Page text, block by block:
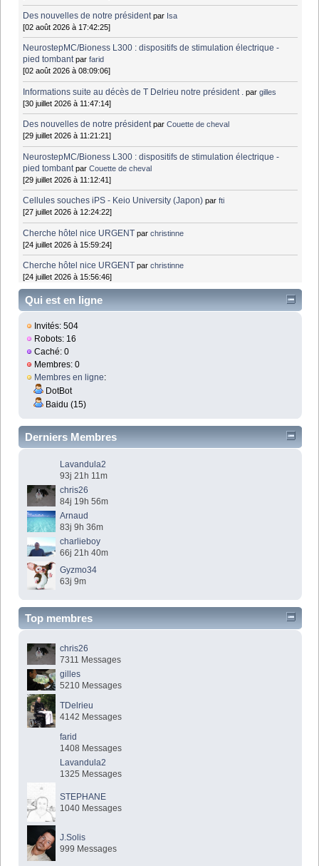
Des nouvelles de notre président par Isa
[02 août 2026 à 17:42:25]
NeurostepMC/Bioness L300 : dispositifs de stimulation électrique -
pied tombant parfarid
[02 août 2026 à 08:09:06]
Informations suite au décès de T Delrieu notre président . pargilles
[30 juillet 2026 à 11:47:14]
Des nouvelles de notre président parCouette de cheval
[29 juillet 2026 à 11:21:21]
NeurostepMC/Bioness L300 : dispositifs de stimulation électrique -
pied tombant parCouette de cheval
[29 juillet 2026 à 11:12:41]
Cellules souches iPS - Keio University (Japon) parfti
[27 juillet 2026 à 12:24:22]
Cherche hôtel nice URGENT parchristinne
[24 juillet 2026 à 15:59:24]
Cherche hôtel nice URGENT parchristinne
[24 juillet 2026 à 15:56:46]
Qui est en ligne
Invités: 504
Robots: 16
Caché: 0
Membres: 0
Membres en ligne:
DotBot
Baidu (15)
Derniers Membres
Lavandula2
93j 21h 11m
chris26
84j 19h 56m
Arnaud
83j 9h 36m
charlieboy
66j 21h 40m
Gyzmo34
63j 9m
Top membres
chris26
7311 Messages
gilles
5210 Messages
TDelrieu
4142 Messages
farid
1408 Messages
Lavandula2
1325 Messages
STEPHANE
1040 Messages
J.Solis
999 Messages